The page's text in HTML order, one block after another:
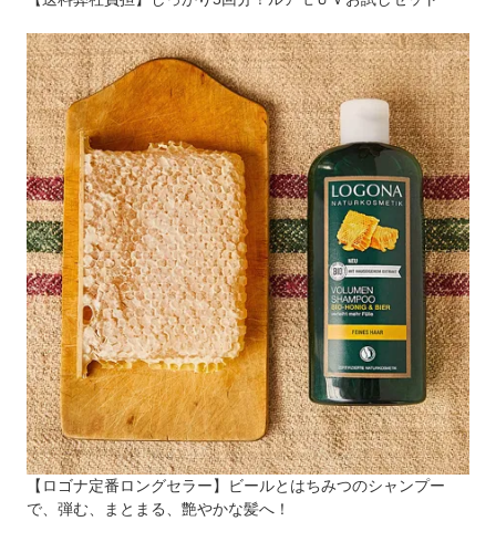
【ロゴナ定番ロングセラー】ビールとはちみつのシャンプー
で、弾む、まとまる、艶やかな髪へ！